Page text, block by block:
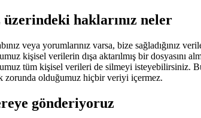
haklarınız neler
veya yorumlarınız varsa, bize sağladığınız
kişisel verilerin dışa aktarılmış bir dosyasını
tüm kişisel verileri de silmeyi isteyebilirsiniz.
zorunda olduğumuz hiçbir veriyi içermez.
gönderiyoruz